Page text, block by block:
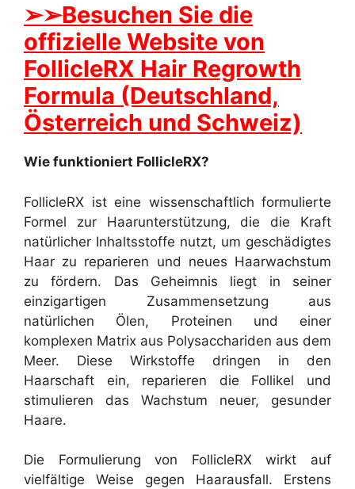
➢➢Besuchen Sie die
offizielle Website von
FollicleRX Hair Regrowth
Formula (Deutschland,
Österreich und Schweiz)
Wie funktioniert FollicleRX?
FollicleRX ist eine wissenschaftlich formulierte
Formel zur Haarunterstützung, die die Kraft
natürlicher Inhaltsstoffe nutzt, um geschädigtes
Haar zu reparieren und neues Haarwachstum
zu fördern. Das Geheimnis liegt in seiner
einzigartigen Zusammensetzung aus
natürlichen Ölen, Proteinen und einer
komplexen Matrix aus Polysacchariden aus dem
Meer. Diese Wirkstoffe dringen in den
Haarschaft ein, reparieren die Follikel und
stimulieren das Wachstum neuer, gesunder
Haare.
Die Formulierung von FollicleRX wirkt auf
vielfältige Weise gegen Haarausfall. Erstens